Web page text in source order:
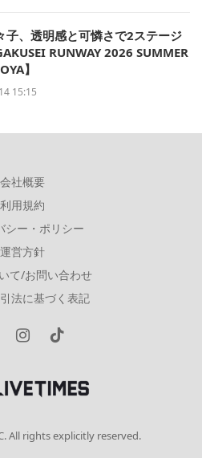
子、透明感と可憐さで2ステージ
RUNWAY 2026 SUMMER
】
15:15
会社概要
利用規約
シー・ポリシー
運営方針
て/お問い合わせ
法に基づく表記
InstagramTikTok
All rights explicitly reserved.